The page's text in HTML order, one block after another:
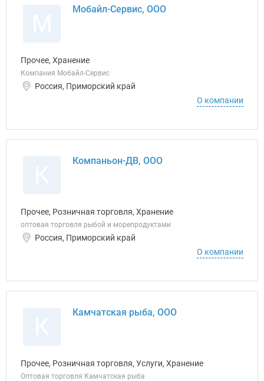
Мобайл-Сервис, ООО
Прочее, Хранение
Компания Мобайл-Сервис
Россия, Приморский край
О компании
Компаньон-ДВ, ООО
Прочее, Розничная торговля, Хранение
оптовая торговля рыбой и морепродуктами
Россия, Приморский край
О компании
Камчатская рыба, ООО
Прочее, Розничная торговля, Услуги, Хранение
Оптовая торговля Камчатская рыба